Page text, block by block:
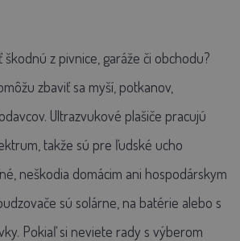
z pivnice, garáže či obchodu?
zbaviť sa myší, potkanov,
Ultrazvukové plašiče pracujú
takže sú pre ľudské ucho
neškodia domácim ani hospodárskym
sú solárne, na batérie alebo s
Pokiaľ si neviete rady s výberom